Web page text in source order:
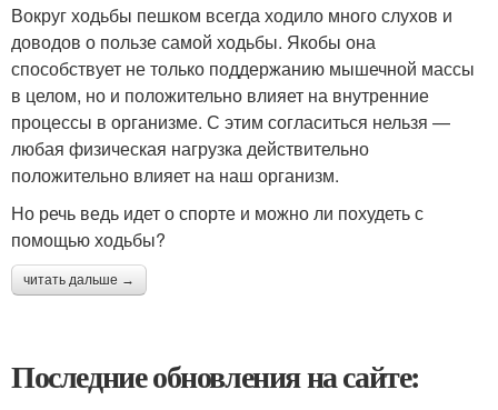
Вокруг ходьбы пешком всегда ходило много слухов и
доводов о пользе самой ходьбы. Якобы она
способствует не только поддержанию мышечной массы
в целом, но и положительно влияет на внутренние
процессы в организме. С этим согласиться нельзя —
любая физическая нагрузка действительно
положительно влияет на наш организм.
Но речь ведь идет о спорте и можно ли похудеть с
помощью ходьбы?
читать дальше →
Последние обновления на сайте: